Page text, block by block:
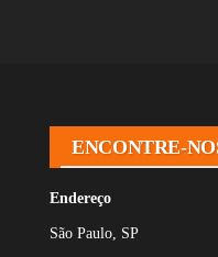
ENCONTRE-
Endereço
São Paulo, SP